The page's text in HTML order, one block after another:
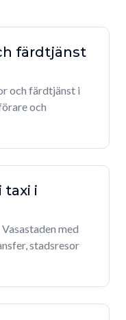
färdtjänst
och färdtjänst i
och
taxi i
med
stadsresor